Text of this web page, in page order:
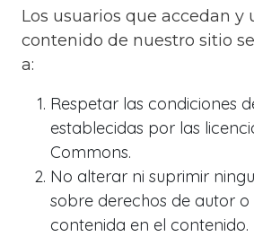
Los usuarios que accedan y
contenido de nuestro sitio
a:
Respetar las condiciones
establecidas por las
Commons.
No alterar ni suprimir
sobre derechos de autor
contenida en el contenido.